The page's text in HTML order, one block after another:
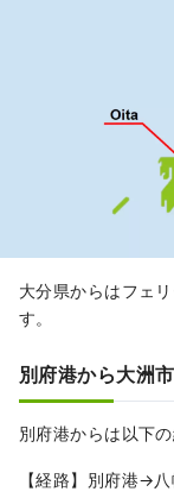
大分県からはフェ
す。
別府港から大洲
別府港からは以下
【経路】別府港→